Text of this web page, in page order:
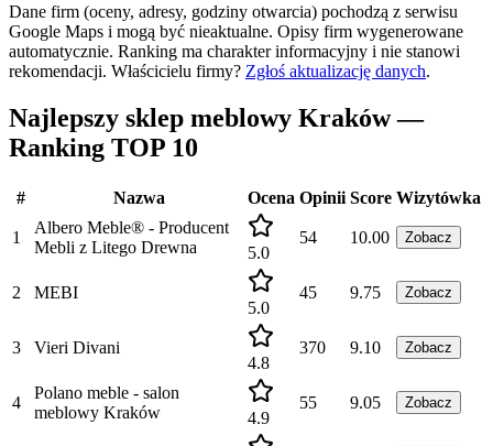
Dane firm (oceny, adresy, godziny otwarcia) pochodzą z serwisu
Google Maps i mogą być nieaktualne. Opisy firm wygenerowane
automatycznie. Ranking ma charakter informacyjny i nie stanowi
rekomendacji. Właścicielu firmy? Zgłoś aktualizację danych.
Najlepszy sklep meblowy Kraków —
Ranking TOP 10
# Nazwa Ocena Opinii Score Wizytówka
1
Albero Meble® - Producent
Mebli z Litego Drewna
5.0
54 10.00 Zobacz
2
MEBI
5.0
45 9.75 Zobacz
3
Vieri Divani
4.8
370 9.10 Zobacz
4
Polano meble - salon
meblowy Kraków
4.9
55 9.05 Zobacz